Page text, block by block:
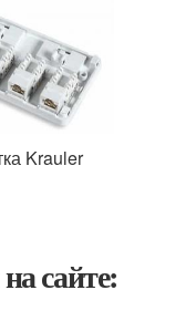
Krauler
сайте: